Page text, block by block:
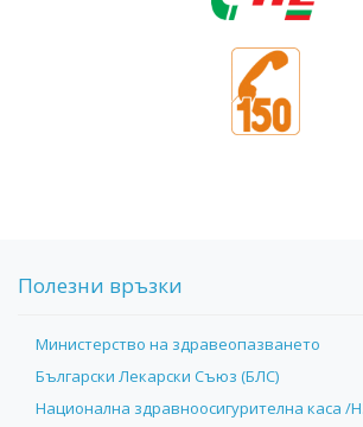
Полезни връзки
Министерство на здравеопазването
Български Лекарски Съюз (БЛС)
Национална здравноосигурителна каса /